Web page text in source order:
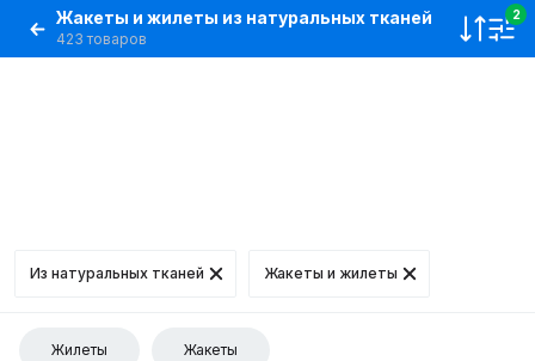
Жакеты и жилеты из натуральных тканей
423 товаров
2
Из натуральных тканей Жакеты и жилеты
Жилеты Жакеты